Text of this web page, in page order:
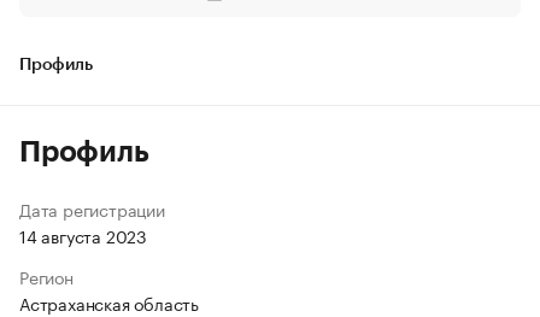
Профиль
Профиль
Дата регистрации
14 августа 2023
Регион
Астраханская область